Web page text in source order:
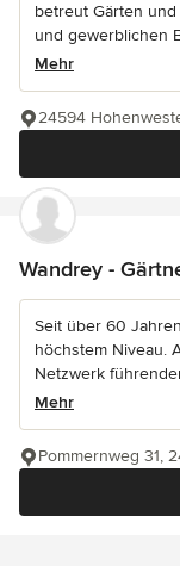
betreut Gärten
und gewerblichen
Mehr
24594
Wandrey -
Seit über 60
höchstem Niveau.
Netzwerk
Mehr
Pommernweg 31,